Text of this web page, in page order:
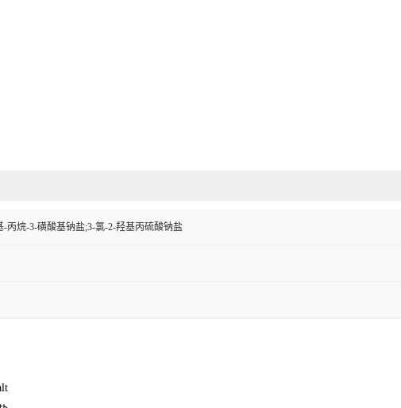
-丙烷-3-磺酸基钠盐;3-氯-2-羟基丙硫酸钠盐